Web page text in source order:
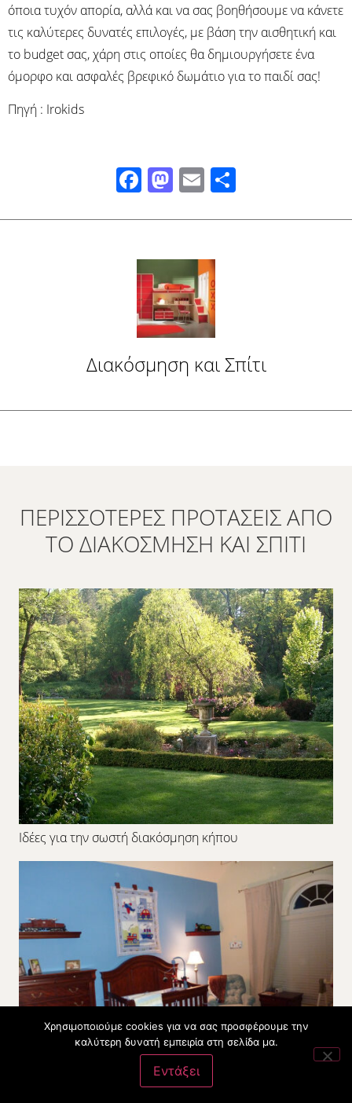
όποια τυχόν απορία, αλλά και να σας βοηθήσουμε να κάνετε
τις καλύτερες δυνατές επιλογές, με βάση την αισθητική και
το budget σας, χάρη στις οποίες θα δημιουργήσετε ένα
όμορφο και ασφαλές βρεφικό δωμάτιο για το παιδί σας!
Πηγή : Irokids
Facebook
Mastodon
Email
Διακόσμηση και Σπίτι
ΠΕΡΙΣΣΌΤΕΡΕΣ ΠΡΟΤΆΣΕΙΣ ΑΠΌ
ΤΟ ΔΙΑΚΌΣΜΗΣΗ ΚΑΙ ΣΠΊΤΙ
Ιδέες για την σωστή διακόσμηση κήπου
Τα βρεφικά έπιπλα που παραλίγο να ξεχάσετε!
Χρησιμοποιούμε cookies για να σας προσφέρουμε την
καλύτερη δυνατή εμπειρία στη σελίδα μα.
Εντάξει